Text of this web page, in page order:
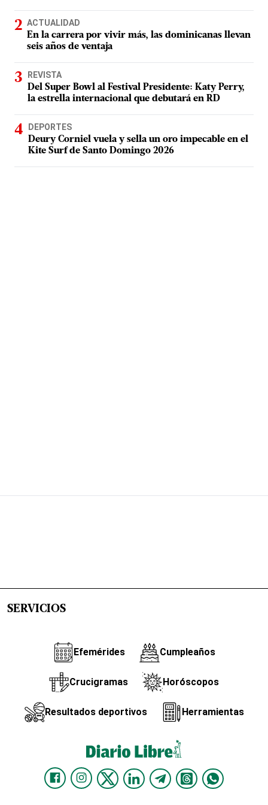
ACTUALIDAD
En la carrera por vivir más, las dominicanas llevan
seis años de ventaja
REVISTA
Del Super Bowl al Festival Presidente: Katy Perry,
la estrella internacional que debutará en RD
DEPORTES
Deury Corniel vuela y sella un oro impecable en el
Kite Surf de Santo Domingo 2026
SERVICIOS
Efemérides Cumpleaños
Crucigramas Horóscopos
Resultados deportivos Herramientas